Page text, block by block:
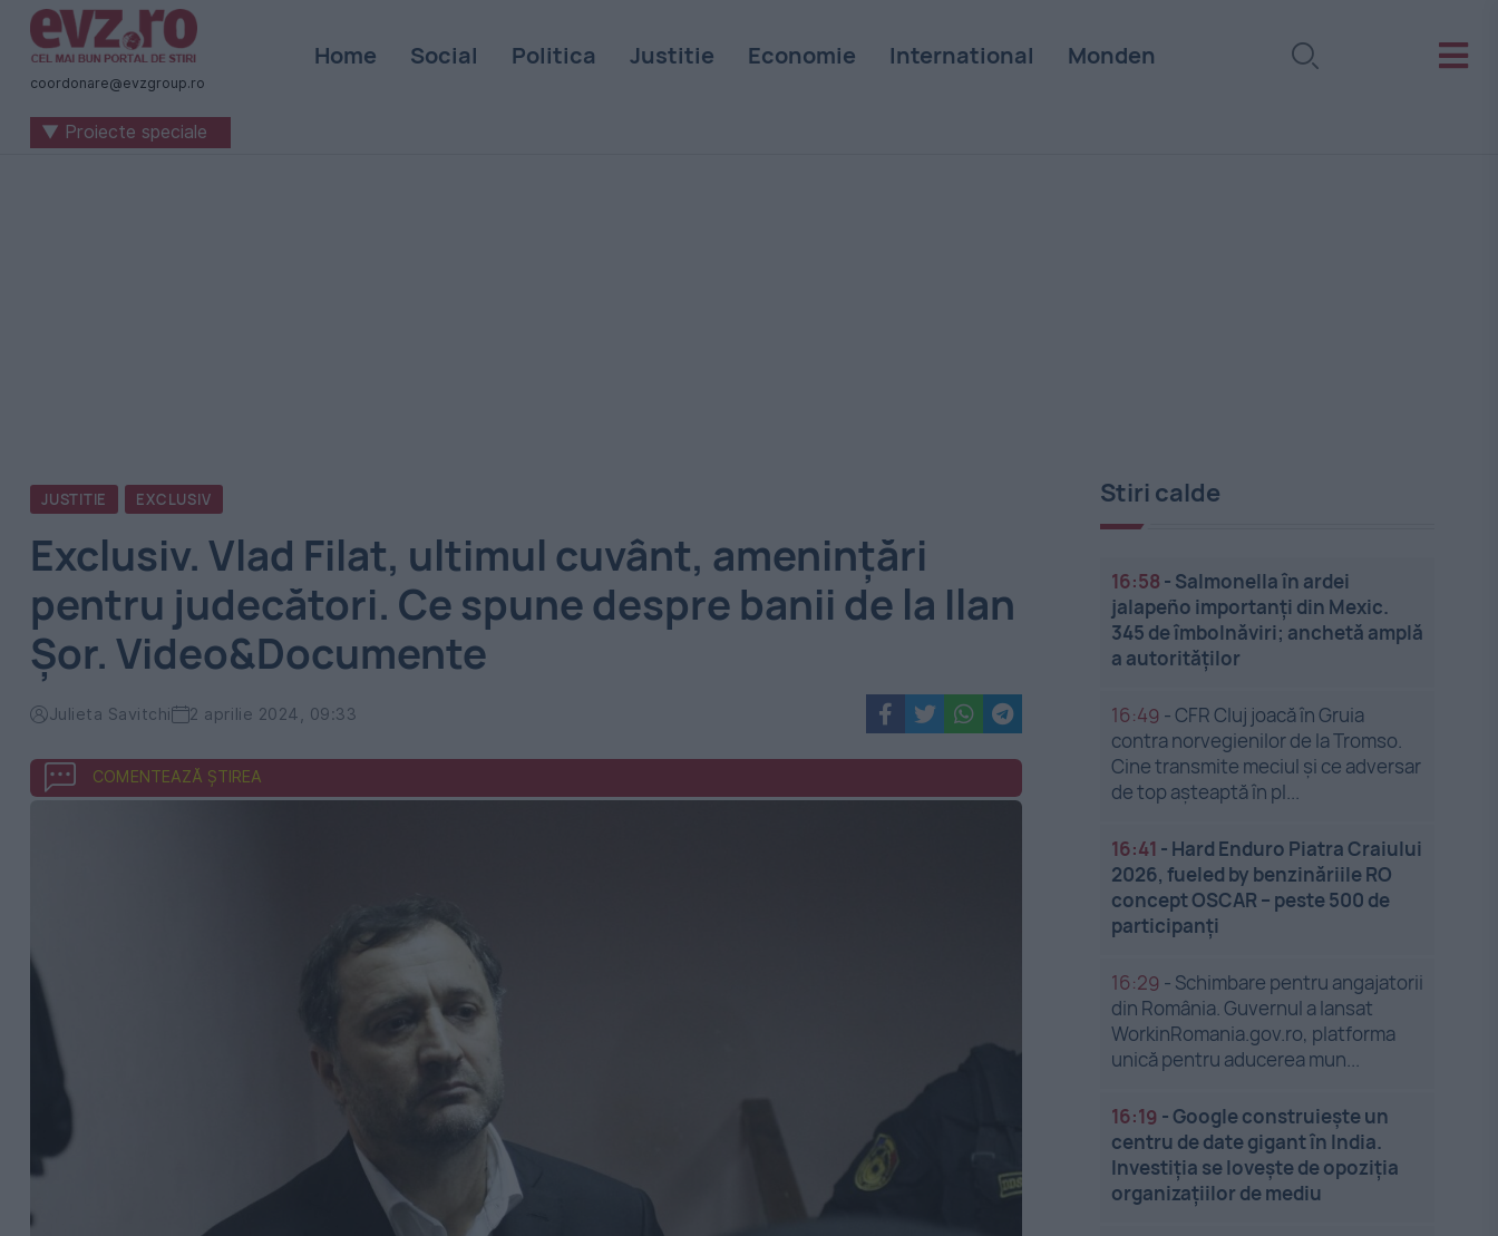
Știri
naționale
internaționale
coordonare@evzgroup.ro
Home Social Politica Justitie Economie International Monden
▼ Proiecte speciale
JUSTITIE EXCLUSIV
Exclusiv. Vlad Filat, ultimul cuvânt, amenințări
pentru judecători. Ce spune despre banii de la Ilan
Șor. Video&Documente
Julieta Savitchi 2 aprilie 2024, 09:33
COMENTEAZĂ ȘTIREA
Stiri calde
16:58 - Salmonella în ardei
jalapeño importanți din Mexic.
345 de îmbolnăviri; anchetă amplă
a autorităților
16:49 -CFR Cluj joacă în Gruia
contra norvegienilor de la Tromso.
Cine transmite meciul și ce adversar
de top așteaptă în pl...
16:41 - Hard Enduro Piatra Craiului
2026, fueled by benzinăriile RO
concept OSCAR – peste 500 de
participanți
16:29 - Schimbare pentru angajatorii
din România. Guvernul a lansat
WorkinRomania.gov.ro, platforma
unică pentru aducerea mun...
16:19 -Google construiește un
centru de date gigant în India.
Investiția se lovește de opoziția
organizațiilor de mediu